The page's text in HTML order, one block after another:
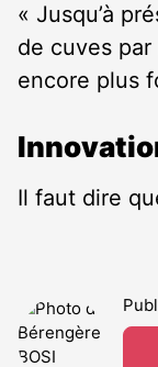
« Jusqu’à
de cuves par
encore plus
Il faut dire